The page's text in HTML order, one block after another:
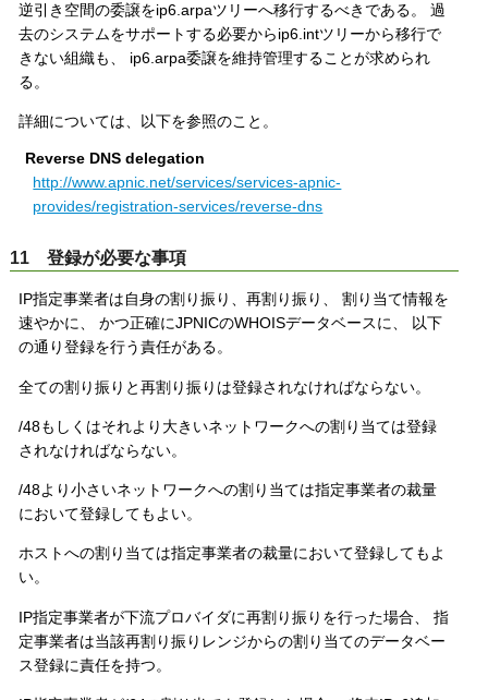
逆引き空間の委譲をip6.arpaツリーへ移行するべきである。 過
去のシステムをサポートする必要からip6.intツリーから移行で
きない組織も、 ip6.arpa委譲を維持管理することが求められ
る。
詳細については、以下を参照のこと。
Reverse DNS delegation
http://www.apnic.net/services/services-apnic-
provides/registration-services/reverse-dns
11 登録が必要な事項
IP指定事業者は自身の割り振り、再割り振り、 割り当て情報を
速やかに、 かつ正確にJPNICのWHOISデータベースに、 以下
の通り登録を行う責任がある。
全ての割り振りと再割り振りは登録されなければならない。
/48もしくはそれより大きいネットワークへの割り当ては登録
されなければならない。
/48より小さいネットワークへの割り当ては指定事業者の裁量
において登録してもよい。
ホストへの割り当ては指定事業者の裁量において登録してもよ
い。
IP指定事業者が下流プロバイダに再割り振りを行った場合、 指
定事業者は当該再割り振りレンジからの割り当てのデータベー
ス登録に責任を持つ。